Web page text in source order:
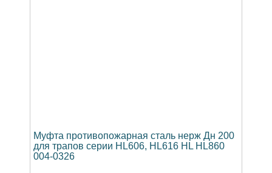
Муфта противопожарная сталь нерж Дн 200
для трапов серии HL606, HL616 HL HL860
004-0326